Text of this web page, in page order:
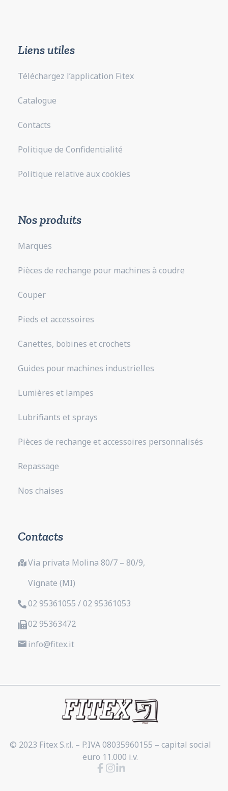
Liens utiles
Téléchargez l’application Fitex
Catalogue
Contacts
Politique de Confidentialité
Politique relative aux cookies
Nos produits
Marques
Pièces de rechange pour machines à coudre
Couper
Pieds et accessoires
Canettes, bobines et crochets
Guides pour machines industrielles
Lumières et lampes
Lubrifiants et sprays
Pièces de rechange et accessoires personnalisés
Repassage
Nos chaises
Contacts
Via privata Molina 80/7 – 80/9,
Vignate (MI)
02 95361055 / 02 95361053
02 95363472
info@fitex.it
© 2023 Fitex S.r.l. – P.IVA 08035960155 – capital social
euro 11.000 i.v.